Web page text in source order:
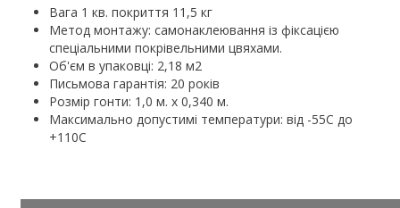
Вага 1 кв. покриття 11,5 кг
Метод монтажу: самонаклеювання із фіксацією
спеціальними покрівельними цвяхами.
Об'єм в упаковці: 2,18 м2
Письмова гарантія: 20 років
Розмір гонти: 1,0 м. х 0,340 м.
Максимально допустимі температури: від -55С до
+110С